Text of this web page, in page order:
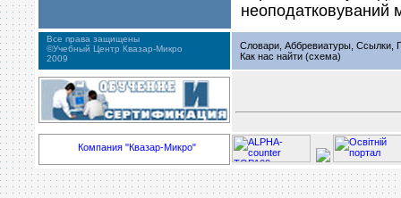
неоподатковуваний
Все права защищены
©Учебный Центр Квазар-Микро
2009
Словари, Аббревиатуры, Ссылки,
Как нас найти (схема)
Компания "Квазар-Микро"